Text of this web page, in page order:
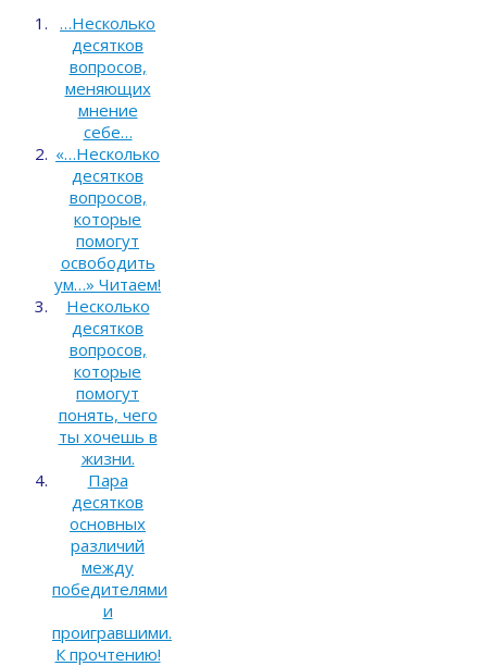
…Несколько
десятков
вопросов,
меняющих
мнение
себе…
«…Несколько
десятков
вопросов,
которые
помогут
освободить
ум…» Читаем!
Несколько
десятков
вопросов,
которые
помогут
понять, чего
ты хочешь в
жизни.
Пара
десятков
основных
различий
между
победителями
и
проигравшими.
К прочтению!